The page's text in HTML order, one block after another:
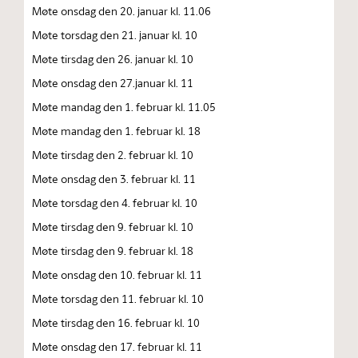
Møte onsdag den 20. januar kl. 11.06
Møte torsdag den 21. januar kl. 10
Møte tirsdag den 26. januar kl. 10
Møte onsdag den 27.januar kl. 11
Møte mandag den 1. februar kl. 11.05
Møte mandag den 1. februar kl. 18
Møte tirsdag den 2. februar kl. 10
Møte onsdag den 3. februar kl. 11
Møte torsdag den 4. februar kl. 10
Møte tirsdag den 9. februar kl. 10
Møte tirsdag den 9. februar kl. 18
Møte onsdag den 10. februar kl. 11
Møte torsdag den 11. februar kl. 10
Møte tirsdag den 16. februar kl. 10
Møte onsdag den 17. februar kl. 11